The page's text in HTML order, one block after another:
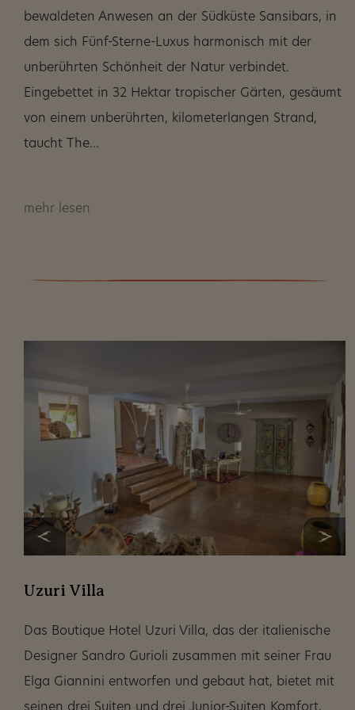
bewaldeten Anwesen an der Südküste Sansibars, in
dem sich Fünf-Sterne-Luxus harmonisch mit der
unberührten Schönheit der Natur verbindet.
Eingebettet in 32 Hektar tropischer Gärten, gesäumt
von einem unberührten, kilometerlangen Strand,
taucht The…
mehr lesen
Uzuri Villa
Das Boutique Hotel Uzuri Villa, das der italienische
Designer Sandro Gurioli zusammen mit seiner Frau
Elga Giannini entworfen und gebaut hat, bietet mit